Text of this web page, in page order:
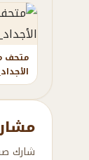
متحف
شارك